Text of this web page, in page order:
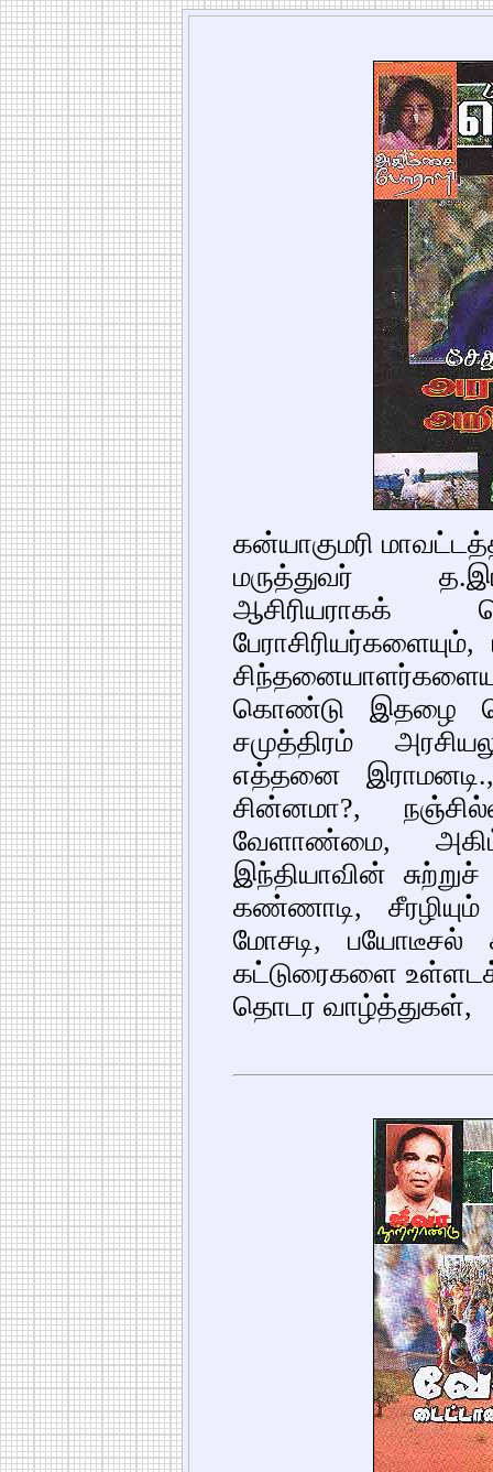
கன்யாகுமரி
மருத்துவர்
ஆசிரியராகக்
கொண்டு இதழை
சமுத்திரம்
எத்தனை
சின்னமா?,
வேளாண்மை,
இந்தியாவின்
கண்ணாடி, சீரழியும்
மோசடி,
கட்டுரைகளை
தொடர வாழ்த்துகள்,